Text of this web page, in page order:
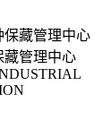
藏管理中心